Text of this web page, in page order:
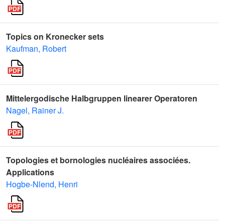
Topics on Kronecker sets
Kaufman, Robert
Mittelergodische Halbgruppen linearer Operatoren
Nagel, Rainer J.
Topologies et bornologies nucléaires associées.
Applications
Hogbe-Nlend, Henri